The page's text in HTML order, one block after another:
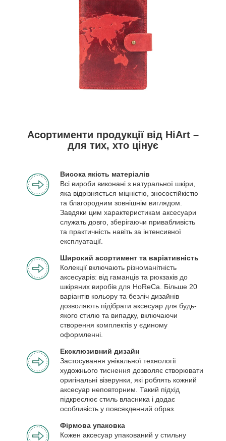
Асортименти продукції від HiArt –
для тих, хто цінує
Висока якість матеріалів
Всі вироби виконані з натуральної шкіри,
яка відрізняється міцністю, зносостійкістю
та благородним зовнішнім виглядом.
Завдяки цим характеристикам аксесуари
служать довго, зберігаючи привабливість
та практичність навіть за інтенсивної
експлуатації.
Широкий асортимент та варіативність
Колекції включають різноманітність
аксесуарів: від гаманців та рюкзаків до
шкіряних виробів для HoReCa. Більше 20
варіантів кольору та безліч дизайнів
дозволяють підібрати аксесуар для будь-
якого стилю та випадку, включаючи
створення комплектів у єдиному
оформленні.
Ексклюзивний дизайн
Застосування унікальної технології
художнього тиснення дозволяє створювати
оригінальні візерунки, які роблять кожний
аксесуар неповторним. Такий підхід
підкреслює стиль власника і додає
особливість у повсякденний образ.
Фірмова упаковка
Кожен аксесуар упакований у стильну